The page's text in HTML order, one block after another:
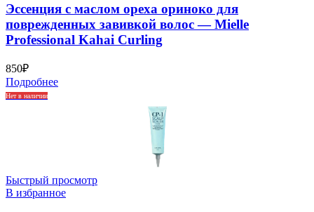
Эссенция с маслом ореха ориноко для
поврежденных завивкой волос — Mielle
Professional Kahai Curling
850₽
Подробнее
Нет в наличии
Быстрый просмотр
В избранное